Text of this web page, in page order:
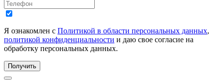
Я ознакомлен с Политикой в области персональных данных,
политикой конфиденциальности и даю свое согласие на
обработку персональных данных.
Получить